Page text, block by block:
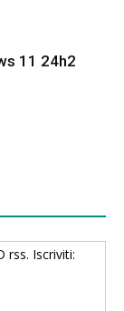
11 24h2
rss. Iscriviti: